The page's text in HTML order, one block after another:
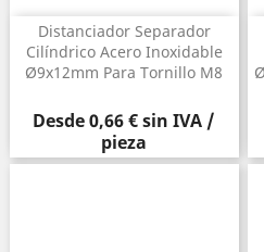
Distanciador Separador
Cilíndrico Acero Inoxidable
Ø9x12mm Para Tornillo M8
Precio
Desde0,66 €sin IVA /
pieza